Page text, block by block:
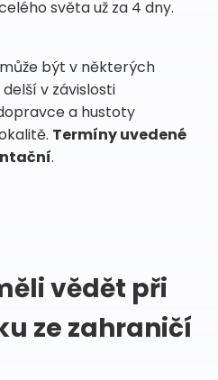
světa už za 4 dny.
být v některých
v závislosti
a hustoty
Termíny uvedené
.
vědět při
ze zahraničí